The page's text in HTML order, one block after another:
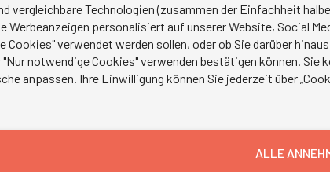
Gesundheitswesen
vergleichbare Technologien (zusammen der Einfachheit
Werbeanzeigen personalisiert auf unserer Website, Social
Cookies" verwendet werden sollen, oder ob Sie darüber
notwendige Cookies" verwenden bestätigen können. Sie
anpassen. Ihre Einwilligung können Sie jederzeit über
ALLE